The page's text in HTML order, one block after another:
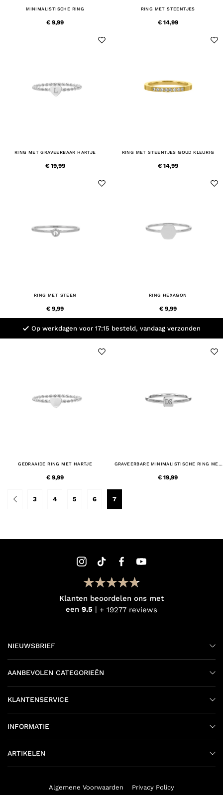
MINIMALISTISCHE RING
€ 9,99
RING MET STEENTJES
€ 14,99
RING MET GRAVEERBAAR HARTJE
€ 19,99
RING MET STEENTJES GOUD KLEURIG
€ 14,99
RING MET STEEN
€ 9,99
RING HEXAGON
€ 9,99
Op werkdagen voor 17:15 besteld, vandaag verzonden
GEDRAAIDE RING MET HARTJE
€ 9,99
GRAVEERBARE MINIMALISTISCHE RING MET
€ 19,99
3 4 5 6 7
Klanten beoordelen ons met
een 9.5 + 19277 reviews
NIEUWSBRIEF
AANBEVOLEN CATEGORIEËN
KLANTENSERVICE
INFORMATIE
ARTIKELEN
Algemene Voorwaarden Privacy Policy